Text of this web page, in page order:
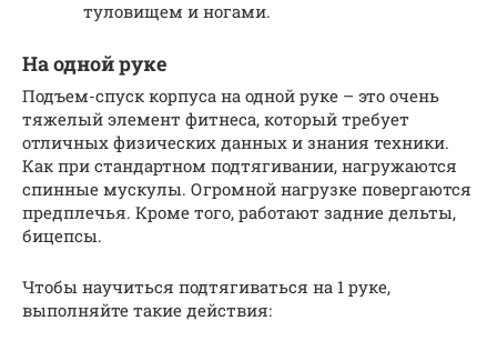
туловищем и ногами.
На одной руке
Подъем-спуск корпуса на одной руке – это очень
тяжелый элемент фитнеса, который требует
отличных физических данных и знания техники.
Как при стандартном подтягивании, нагружаются
спинные мускулы. Огромной нагрузке повергаются
предплечья. Кроме того, работают задние дельты,
бицепсы.
Чтобы научиться подтягиваться на 1 руке,
выполняйте такие действия: